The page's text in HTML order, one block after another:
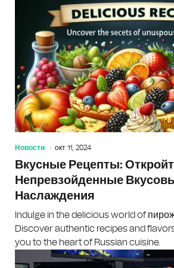
Новости окт 11, 2024
Вкусные Рецепты:
Непревзойденные
Наслаждения
Indulge in the delicious world of
Discover authentic recipes and
you to the heart of Russian cuisine.